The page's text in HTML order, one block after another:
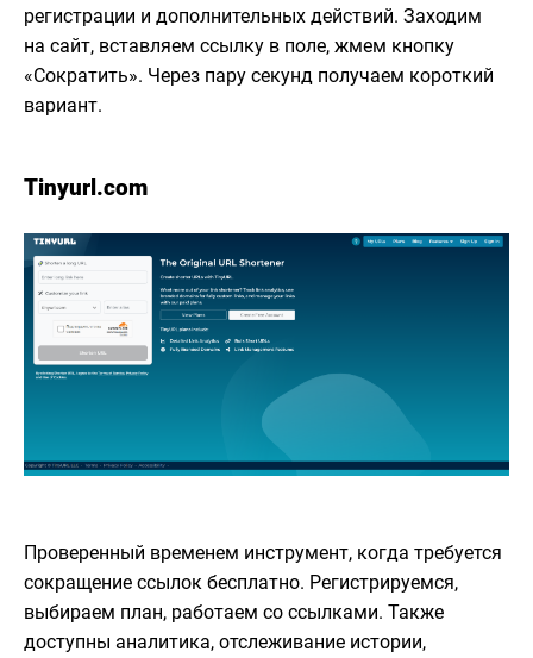
регистрации и дополнительных действий. Заходим
на сайт, вставляем ссылку в поле, жмем кнопку
«Сократить». Через пару секунд получаем короткий
вариант.
Tinyurl.com
Проверенный временем инструмент, когда требуется
сокращение ссылок бесплатно. Регистрируемся,
выбираем план, работаем со ссылками. Также
доступны аналитика, отслеживание истории,